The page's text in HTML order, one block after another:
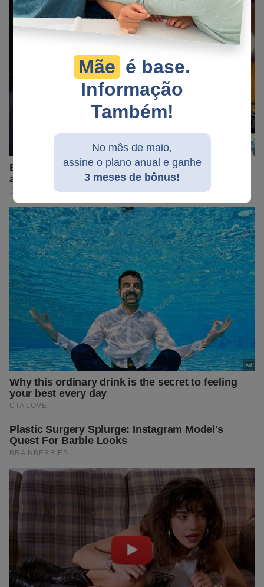
Mãe é base.
Informação
Também!
No mês de maio,
assine o plano anual e ganhe
3 meses de bônus!